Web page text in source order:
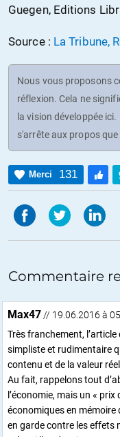
Guegen, Editions
Source : La Tribune,
Nous vous proposons
réflexion. Cela ne
la vision développée
s'arrête aux propos
Merci 131
Commentaire
Max47// 19.06.2016 à
Très franchement,
simpliste et rudimentaire
contenu et de la valeur
Au fait, rappelons tout
l’économie, mais un «
économiques en mémoire
en garde contre les effets